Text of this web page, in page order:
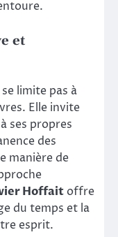
et
se limite pas à
Elle invite
ses propres
des
manière de
Hoffait offre
du temps et la
esprit.